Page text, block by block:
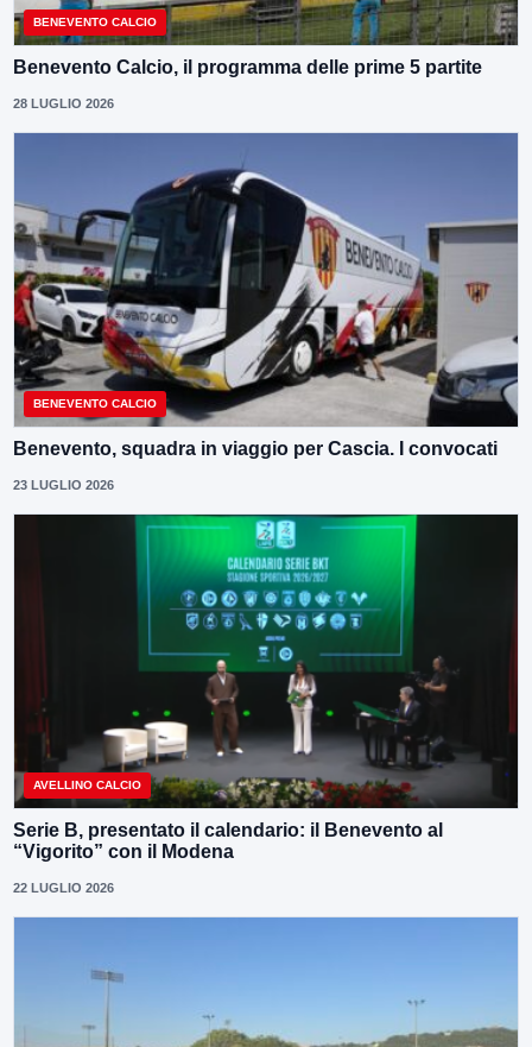
BENEVENTO CALCIO
Benevento Calcio, il programma delle prime 5 partite
28 LUGLIO 2026
BENEVENTO CALCIO
Benevento, squadra in viaggio per Cascia. I convocati
23 LUGLIO 2026
AVELLINO CALCIO
Serie B, presentato il calendario: il Benevento al
“Vigorito” con il Modena
22 LUGLIO 2026